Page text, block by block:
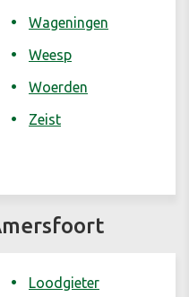
Wageningen
Weesp
Woerden
Zeist
Loodgieter